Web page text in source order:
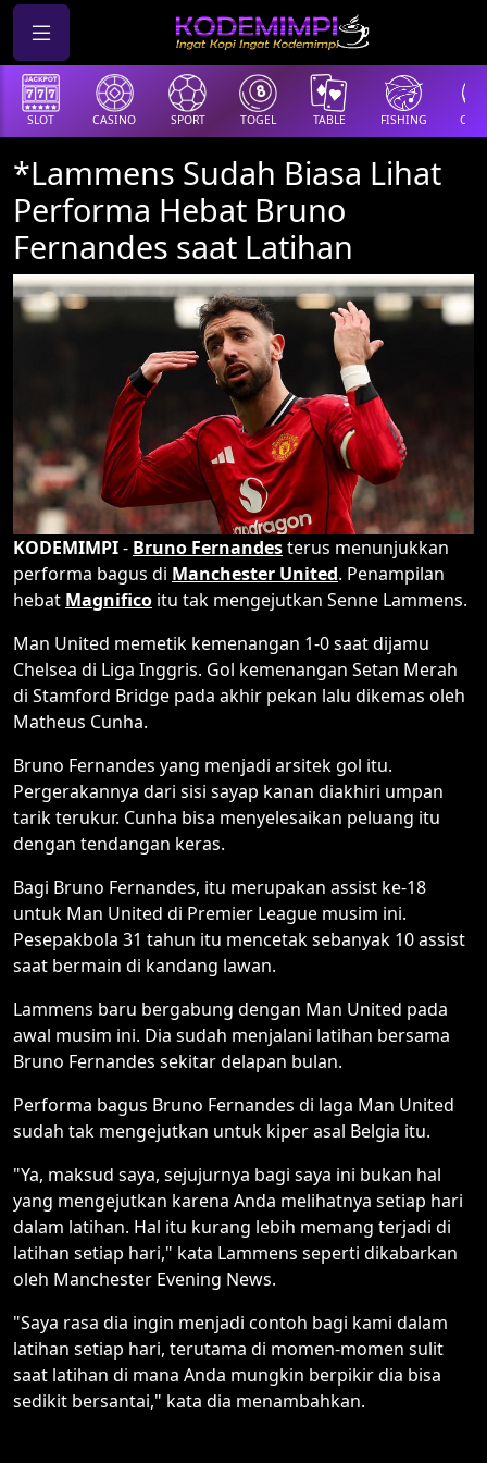
SLOT CASINO SPORT TOGEL TABLE FISHING
*Lammens Sudah Biasa Lihat
Performa Hebat Bruno
Fernandes saat Latihan
KODEMIMPI- Bruno Fernandesterus menunjukkan
performa bagus di Manchester United. Penampilan
hebat Magnifico itu tak mengejutkan Senne Lammens.
Man United memetik kemenangan 1-0 saat dijamu
Chelsea di Liga Inggris. Gol kemenangan Setan Merah
di Stamford Bridge pada akhir pekan lalu dikemas oleh
Matheus Cunha.
Bruno Fernandes yang menjadi arsitek gol itu.
Pergerakannya dari sisi sayap kanan diakhiri umpan
tarik terukur. Cunha bisa menyelesaikan peluang itu
dengan tendangan keras.
Bagi Bruno Fernandes, itu merupakan assist ke-18
untuk Man United di Premier League musim ini.
Pesepakbola 31 tahun itu mencetak sebanyak 10 assist
saat bermain di kandang lawan.
Lammens baru bergabung dengan Man United pada
awal musim ini. Dia sudah menjalani latihan bersama
Bruno Fernandes sekitar delapan bulan.
Performa bagus Bruno Fernandes di laga Man United
sudah tak mengejutkan untuk kiper asal Belgia itu.
"Ya, maksud saya, sejujurnya bagi saya ini bukan hal
yang mengejutkan karena Anda melihatnya setiap hari
dalam latihan. Hal itu kurang lebih memang terjadi di
latihan setiap hari," kata Lammens seperti dikabarkan
oleh Manchester Evening News.
"Saya rasa dia ingin menjadi contoh bagi kami dalam
latihan setiap hari, terutama di momen-momen sulit
saat latihan di mana Anda mungkin berpikir dia bisa
sedikit bersantai," kata dia menambahkan.